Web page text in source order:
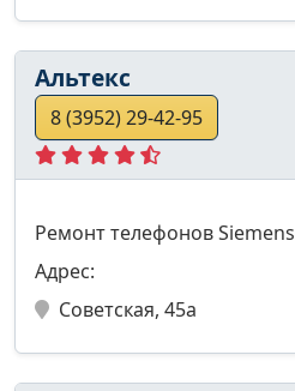
Альтекс
8 (3952) 29-42-95
Ремонт телефонов Siemens
Адрес:
Советская, 45а